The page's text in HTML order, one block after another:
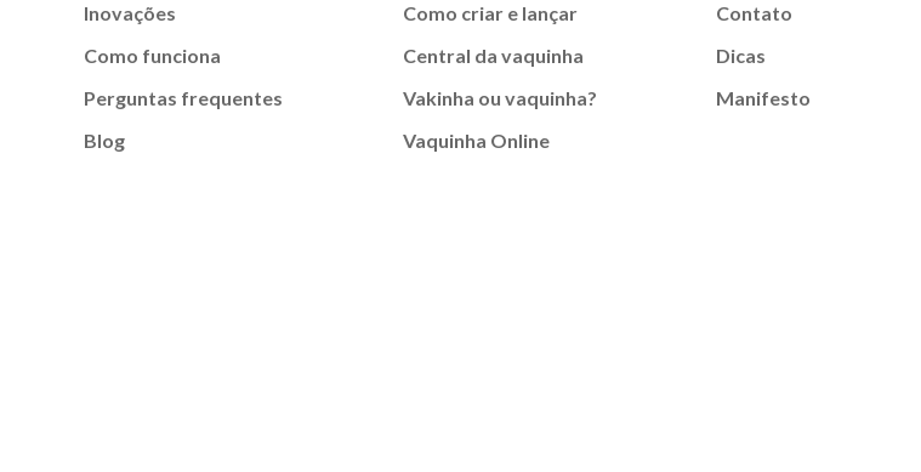
Inovações
Como funciona
Perguntas frequentes
Blog
Como criar e lançar
Central da vaquinha
Vakinha ou vaquinha?
Vaquinha Online
Contato
Dicas
Manifesto